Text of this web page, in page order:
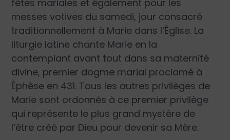
fêtes mariales et également pour les
messes votives du samedi, jour consacré
traditionnellement à Marie dans l’Église. La
liturgie latine chante Marie en la
contemplant avant tout dans sa maternité
divine, premier dogme marial proclamé à
Éphèse en 431. Tous les autres privilèges de
Marie sont ordonnés à ce premier privilège
qui représente le plus grand mystère de
l’être créé par Dieu pour devenir sa Mère.